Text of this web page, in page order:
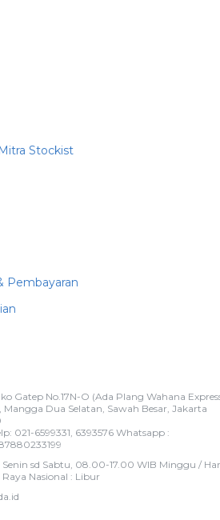
Stockist
Pembayaran
Gatep No.17N-O (Ada Plang Wahana
Mangga Dua Selatan, Sawah Besar, Jakarta
021-6599331, 6393576 Whatsapp :
Senin sd Sabtu, 08.00-17.00 WIB Minggu /
Raya Nasional : Libur